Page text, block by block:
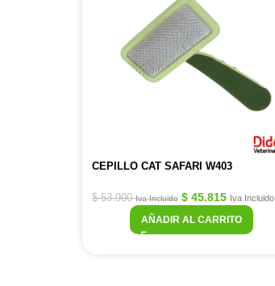
CEPILLO CAT SAFARI W403
$53.900 Iva Incluido $ 45.815 Iva Incluido
AÑADIR AL CARRITO